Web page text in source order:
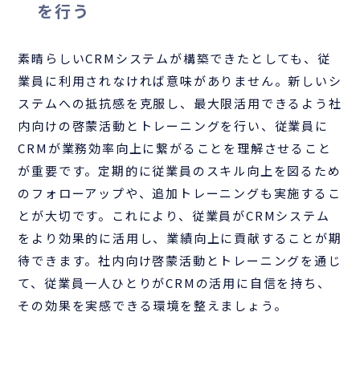
を行う
素晴らしいCRMシステムが構築できたとしても、従
業員に利用されなければ意味がありません。新しいシ
ステムへの抵抗感を克服し、最大限活用できるよう社
内向けの啓蒙活動とトレーニングを行い、従業員に
CRMが業務効率向上に繋がることを理解させること
が重要です。定期的に従業員のスキル向上を図るため
のフォローアップや、追加トレーニングも実施するこ
とが大切です。これにより、従業員がCRMシステム
をより効果的に活用し、業績向上に貢献することが期
待できます。社内向け啓蒙活動とトレーニングを通じ
て、従業員一人ひとりがCRMの活用に自信を持ち、
その効果を実感できる環境を整えましょう。